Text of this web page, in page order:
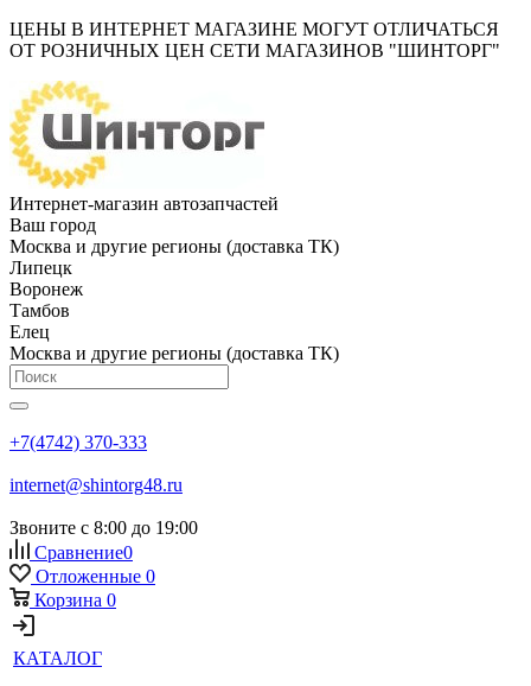
ЦЕНЫ В ИНТЕРНЕТ МАГАЗИНЕ МОГУТ ОТЛИЧАТЬСЯ
ОТ РОЗНИЧНЫХ ЦЕН СЕТИ МАГАЗИНОВ "ШИНТОРГ"
Интернет-магазин автозапчастей
Ваш город
Москва и другие регионы (доставка ТК)
Липецк
Воронеж
Тамбов
Елец
Москва и другие регионы (доставка ТК)
+7(4742) 370-333
internet@shintorg48.ru
Звоните с 8:00 до 19:00
Сравнение0
Отложенные 0
Корзина 0
КАТАЛОГ